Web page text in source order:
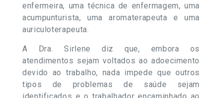
enfermeira, uma técnica de enfermagem, uma
acumpunturista, uma aromaterapeuta e uma
auriculoterapeuta.
A Dra. Sirlene diz que, embora os
atendimentos sejam voltados ao adoecimento
devido ao trabalho, nada impede que outros
tipos de problemas de saúde sejam